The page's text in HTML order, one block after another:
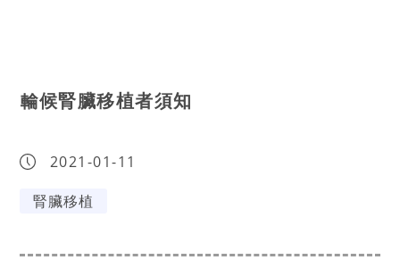
輪候腎臟移植者須知
2021-01-11
腎臟移植